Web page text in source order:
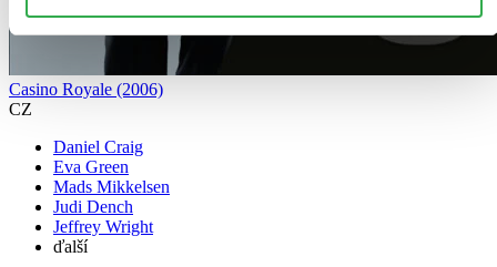
Casino Royale (2006)
CZ
Daniel Craig
Eva Green
Mads Mikkelsen
Judi Dench
Jeffrey Wright
ďalší